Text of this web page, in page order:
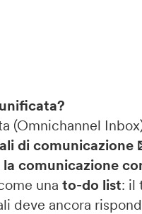
(Omnichannel
di comunicazione
comunicazione
una to-do list: il
deve ancora